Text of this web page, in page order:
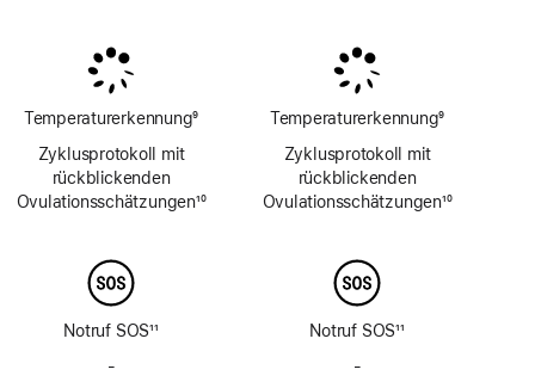
Temperaturerkennung9
Zyklusprotokoll mit
rückblickenden
Ovulations­schätzungen10
Notruf SOS11
-
Temperaturerkennung9
Zyklusprotokoll mit
rückblickenden
Ovulations­schätzungen10
Notruf SOS11
-